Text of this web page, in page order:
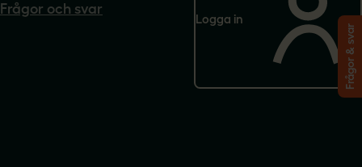
Frågor och svar
Logga in
Frågor & svar